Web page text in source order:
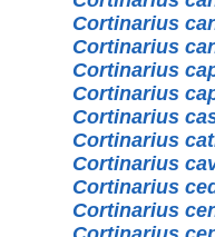
Cortinarius
Cortinarius
Cortinarius
Cortinarius
Cortinarius
Cortinarius
Cortinarius
Cortinarius
Cortinarius